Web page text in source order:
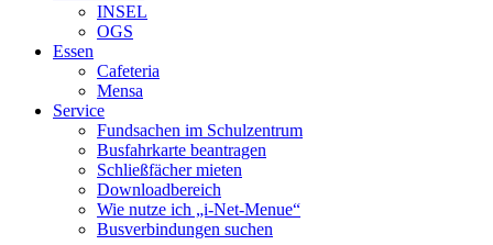
INSEL
OGS
Essen
Cafeteria
Mensa
Service
Fundsachen im Schulzentrum
Busfahrkarte beantragen
Schließfächer mieten
Downloadbereich
Wie nutze ich „i-Net-Menue“
Busverbindungen suchen